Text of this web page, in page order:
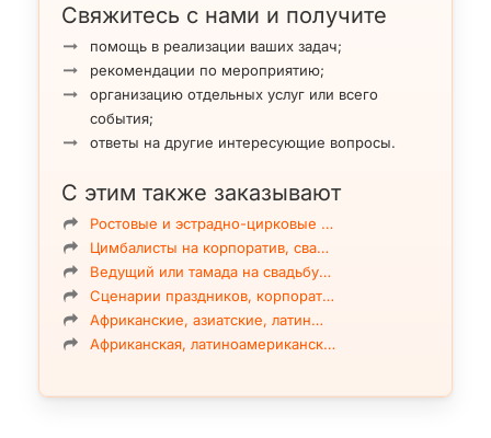
Свяжитесь с нами и получите
помощь в реализации ваших задач;
рекомендации по мероприятию;
организацию отдельных услуг или всего
события;
ответы на другие интересующие вопросы.
С этим также заказывают
Ростовые и эстрадно-цирковые …
Цимбалисты на корпоратив, сва…
Ведущий или тамада на свадьбу…
Сценарии праздников, корпорат…
Африканские, азиатские, латин…
Африканская, латиноамериканск…